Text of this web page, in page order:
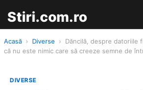
Stiri.com.ro
Acasă › Diverse ›
Dăncilă, despre datoriile
că nu este nimic care să creeze semne de
DIVERSE